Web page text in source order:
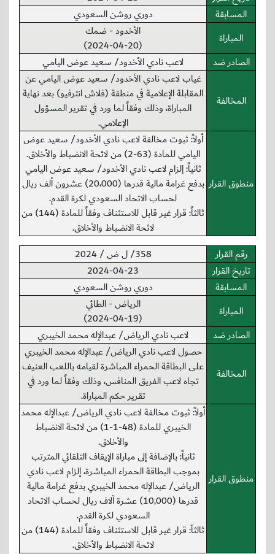
المسابقة
دوري روشن السعودي
المباراة
الأخدود - ضمك
(2024-04-20)
الصادر ضد
لاعب نادي الأخدود/ سعيد عوض اليامي
المخالفة
غياب لاعب نادي الأخدود/ سعيد عوض اليامي عن
المقابلة الإعلامية في منطقة (فلاش انترفيو) بعد نهاية
المباراة، وذلك وفقاً لما ورد في تقرير المسؤول
الإعلامي.
منطوق القرار
أولاً: ثبوت مخالفة لاعب نادي الأخدود/ سعيد عوض
اليامي للمادة (63-2) من لائحة الانضباط والأخلاق.
ثانياً: إلزام لاعب نادي الأخدود/ سعيد عوض اليامي
بدفع غرامة مالية قدرها (20،000) عشرون ألف ريال
لحساب الاتحاد السعودي لكرة القدم.
ثالثاً: قرار غير قابل للاستئناف وفقاً للمادة (144) من
لائحة الانضباط والأخلاق.
رقم القرار
358/ ل ض / 2024
تاريخ القرار
2024-04-23
المسابقة
دوري روشن السعودي
المباراة
الرياض - الطائي
(2024-04-19)
الصادر ضد
لاعب نادي الرياض/ عبدالإله محمد الخيبري
المخالفة
حصول لاعب نادي الرياض/ عبدالإله محمد الخيبري
على البطاقة الحمراء المباشرة لقيامه باللعب العنيف
تجاه لاعب الفريق المنافس، وذلك وفقاً لما ورد في
تقرير حكم المباراة.
منطوق القرار
أولاً: ثبوت مخالفة لاعب نادي الرياض/ عبدالإله محمد
الخيبري للمادة (48-1-1) من لائحة الانضباط
والأخلاق.
ثانياً: بالإضافة إلى مباراة الإيقاف التلقائي المترتب
بموجب البطاقة الحمراء المباشرة، إلزام لاعب نادي
الرياض/ عبدالإله محمد الخيبري بدفع غرامة مالية
قدرها (10,000) عشرة آلاف ريال لحساب الاتحاد
السعودي لكرة القدم.
ثالثاَ: قرار غير قابل للاستئناف وفقاً للمادة (144) من
لائحة الانضباط والأخلاق.